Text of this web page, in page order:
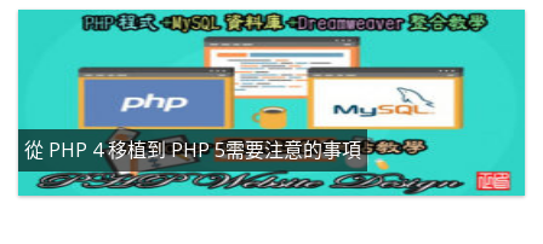
從 PHP 4 移植到 PHP 5需要注意的事項